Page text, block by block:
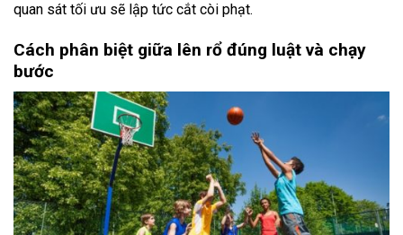
quan sát tối ưu sẽ lập tức cắt còi phạt.
Cách phân biệt giữa lên rổ đúng luật và chạy
bước